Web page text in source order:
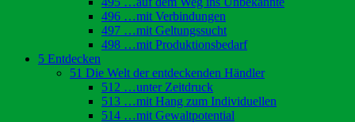
496 …mit Verbindungen
497 …mit Geltungssucht
498 …mit Produktionsbedarf
5 Entdecken
51 Die Welt der entdeckenden Händler
512 …unter Zeitdruck
513 …mit Hang zum Individuellen
514 …mit Gewaltpotential